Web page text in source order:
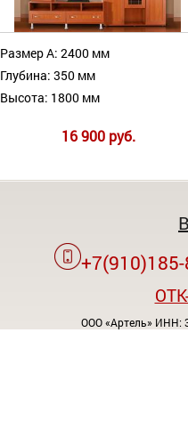
Размер А: 2400 мм
Глубина: 350 мм
Высота: 1800 мм
16 900 руб.
ООО «Артель» ИНН: